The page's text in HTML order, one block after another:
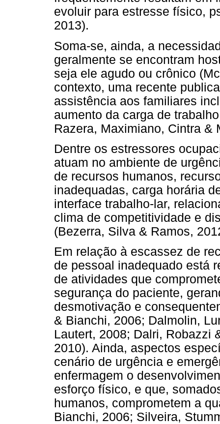
evoluir para estresse físico,
2013).
Soma-se, ainda, a
geralmente se encontram
seja ele agudo ou crônico
contexto, uma recente
assistência aos familiares
aumento da carga de
Razera, Maximiano, Cintra &
Dentre os estressores
atuam no ambiente de
de recursos humanos,
inadequadas, carga horária
interface trabalho-lar,
clima de competitividade e
(Bezerra, Silva & Ramos,
Em relação à escassez de
de pessoal inadequado está
de atividades que
segurança do paciente,
desmotivação e
& Bianchi, 2006; Dalmolin,
Lautert, 2008; Dalri, Robazzi
2010). Ainda, aspectos
cenário de urgência e
enfermagem o
esforço físico, e que,
humanos, comprometem a
Bianchi, 2006; Silveira,